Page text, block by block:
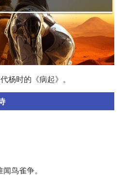
杨时的《病起》。
鸟雀争。